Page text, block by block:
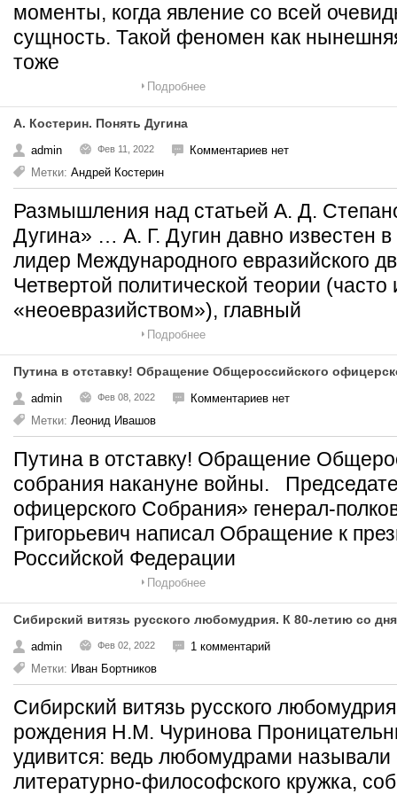
моменты, когда явление со всей
сущность. Такой феномен как
тоже
Подробнее
А. Костерин. Понять Дугина
admin Фев 11, 2022
Комментариев нет
Метки: Андрей Костерин
Размышления над статьей А. Д.
Дугина» … А. Г. Дугин давно известен
лидер Международного евразийского
Четвертой политической теории
«неоевразийством»), главный
Подробнее
Путина в отставку! Обращение Общероссийского
admin Фев 08, 2022
Комментариев нет
Метки: Леонид Ивашов
Путина в отставку! Обращение
собрания накануне войны.
офицерского Собрания» генерал-
Григорьевич написал Обращение к
Российской Федерации
Подробнее
Сибирский витязь русского любомудрия. К 80-летию со
admin Фев 02, 2022
1 комментарий
Метки: Иван Бортников
Сибирский витязь русского
рождения Н.М. Чуринова
удивится: ведь любомудрами
литературно-философского кружка,